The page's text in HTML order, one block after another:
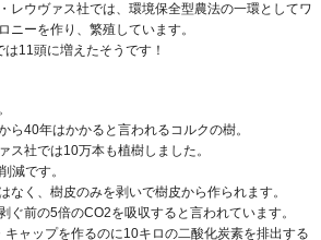
レウヴァス社では、環境保全型農法の一環としてワ
ニーを作り、繁殖しています。
11頭に増えたそうです！
ら40年はかかると言われるコルクの樹。
ス社では10万本も植樹しました。
減です。
なく、樹皮のみを剥いで樹皮から作られます。
ぐ前の5倍のCO2を吸収すると言われています。
キャップを作るのに10キロの二酸化炭素を排出する